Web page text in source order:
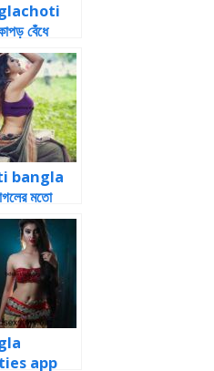
বেঁধে
কাহিনী
bangla
মতো
সাথে
app